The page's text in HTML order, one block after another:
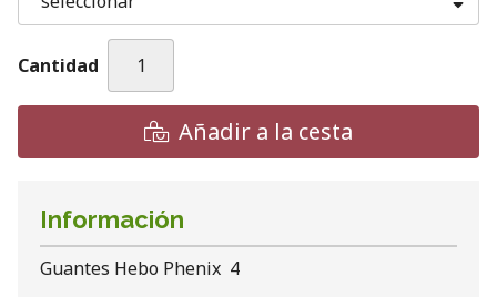
Cantidad
Añadir a la cesta
Información
Guantes Hebo Phenix 4